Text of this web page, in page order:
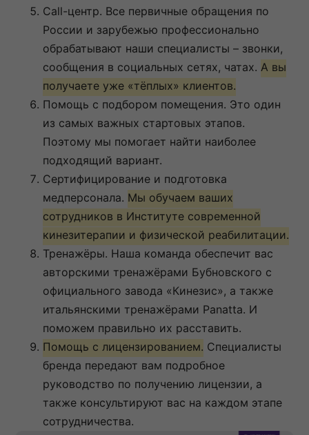
Call-центр. Все первичные обращения по
России и зарубежью профессионально
обрабатывают наши специалисты – звонки,
сообщения в социальных сетях, чатах. А вы
получаете уже «тёплых» клиентов.
Помощь с подбором помещения. Это один
из самых важных стартовых этапов.
Поэтому мы помогает найти наиболее
подходящий вариант.
Сертифицирование и подготовка
медперсонала. Мы обучаем ваших
сотрудников в Институте современной
кинезитерапии и физической реабилитации.
Тренажёры. Наша команда обеспечит вас
авторскими тренажёрами Бубновского с
официального завода «Кинезис», а также
итальянскими тренажёрами Panatta. И
поможем правильно их расставить.
Помощь с лицензированием. Специалисты
бренда передают вам подробное
руководство по получению лицензии, а
также консультируют вас на каждом этапе
сотрудничества.